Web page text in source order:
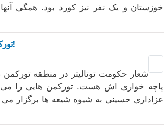
خوزستان و یک نفر نیز کورد بود. همگی
تورکمن های دمکرات ایران: حکومت ولی فقیه مانع همبستگی اجتماعی است!
شعار حکومت توتالیتر در منطقه
پاچه خواری اش هست. تورکمن هایی را می
عزاداری حسینی به شیوه شیعه ها برگزار